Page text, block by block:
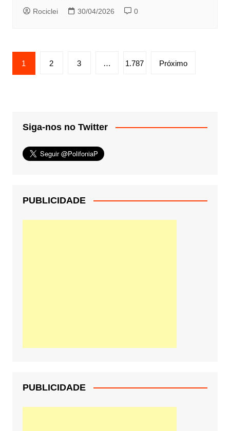
Rociclei 30/04/2026 0
Paginação
de
1 2 3 … 1.787 Próximo
Siga-nos no Twitter
PUBLICIDADE
PUBLICIDADE